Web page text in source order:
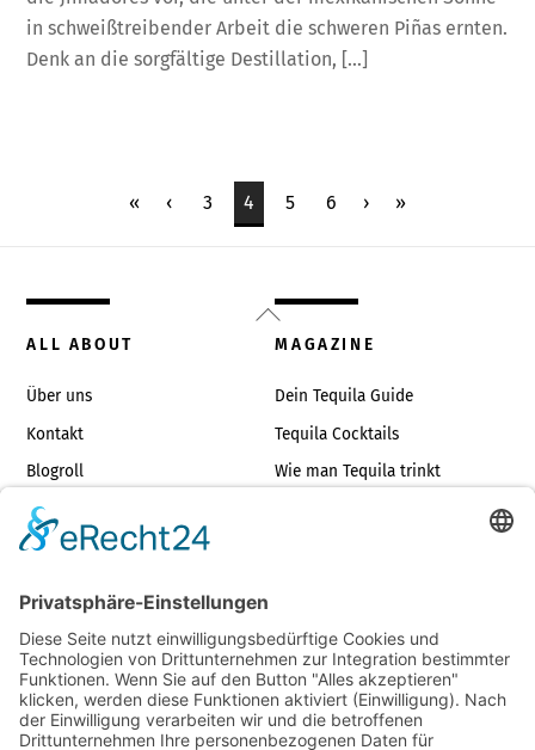
in schweißtreibender Arbeit die schweren Piñas ernten.
Denk an die sorgfältige Destillation, […]
« ‹ 3 4 5 6 › »
Back
To
ALL ABOUT
Über uns
Kontakt
Blogroll
Impressum
MAGAZINE
Dein Tequila Guide
Tequila Cocktails
Wie man Tequila trinkt
TOP TEQUILAS
Tequilas unter €35
Die besten Blancos
Die besten Reposados
Tequila Dos & Don’ts
Tequilasprüche
Geschenkideen